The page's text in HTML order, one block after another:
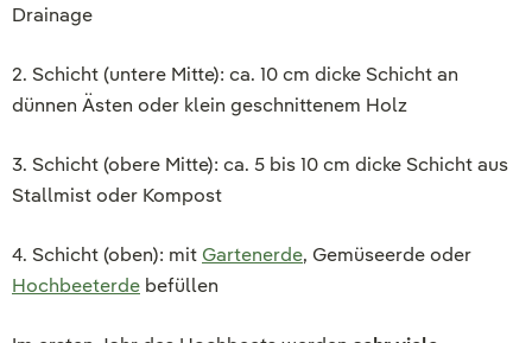
Drainage
2. Schicht (untere Mitte): ca. 10 cm dicke Schicht an
dünnen Ästen oder klein geschnittenem Holz
3. Schicht (obere Mitte): ca. 5 bis 10 cm dicke Schicht aus
Stallmist oder Kompost
4. Schicht (oben): mit Gartenerde, Gemüseerde oder
Hochbeeterde befüllen